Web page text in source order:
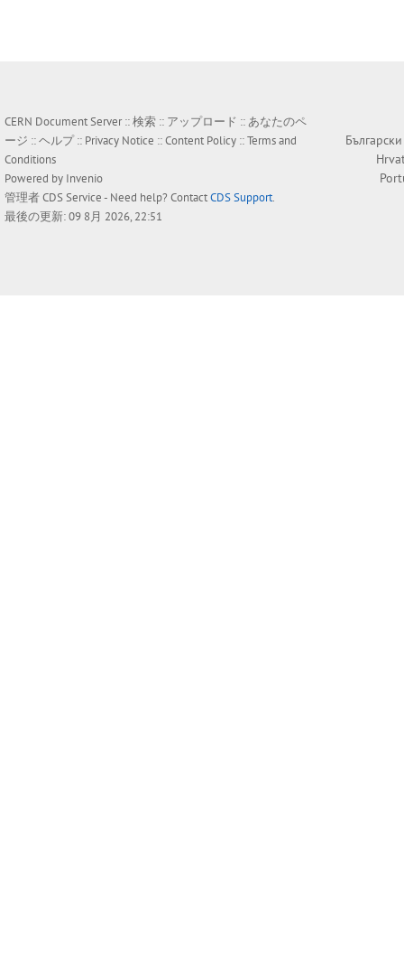
CERN Document Server ::検索 :: アップロード ::あなたのペ
ージ ::ヘルプ:: Privacy Notice ::Content Policy ::Terms and
Conditions
Powered by Invenio
管理者CDS Service- Need help? ContactCDS Support.
最後の更新: 09 8月 2026, 22:51
Български